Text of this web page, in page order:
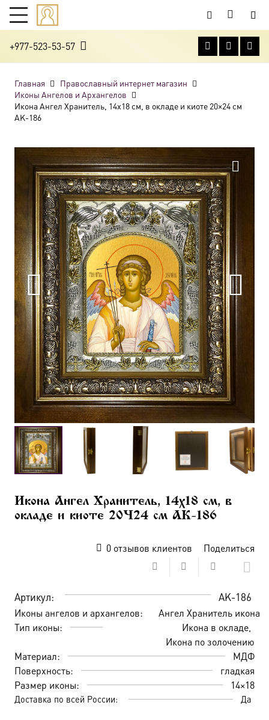
+977-523-53-57
Главная
Православный интернет магазин
Иконы Ангелов и Архангелов
Икона Ангел Хранитель, 14х18 см, в окладе и киоте 20×24 см
AK-186
Икона Ангел Хранитель, 14х18 см, в
окладе и киоте 20×24 см AK-186
0отзывов клиентов Поделиться
Артикул: AK-186
Иконы ангелов и архангелов:
Ангел Хранитель икона
Тип иконы:
Икона в окладе
Икона по золочению
Материал:
МДФ
Поверхность:
гладкая
Размер иконы:
14×18
Доставка по всей России: Да